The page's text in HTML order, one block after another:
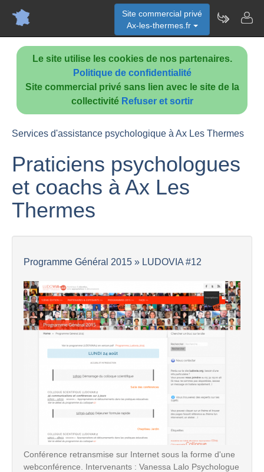
Le site utilise les cookies de nos partenaires.
Politique de confidentialité
Site commercial privé sans lien avec le site de la
collectivité Refuser et sortir
Site commercial privé
Ax-les-thermes.fr
Services d'assistance psychologique à Ax Les Thermes
Praticiens psychologues
et coachs à Ax Les
Thermes
Programme Général 2015 » LUDOVIA #12
Conférence retransmise sur Internet sous la forme d'une
webconférence. Intervenants : Vanessa Lalo Psychologue